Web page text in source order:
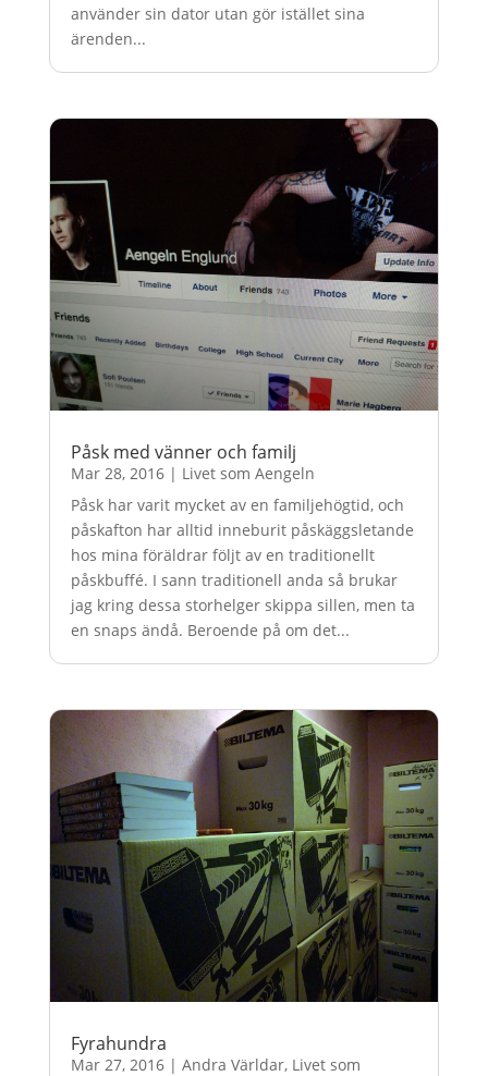
använder sin dator utan gör istället sina
ärenden...
Påsk med vänner och familj
Mar 28, 2016| Livet som Aengeln
Påsk har varit mycket av en familjehögtid, och
påskafton har alltid inneburit påskäggsletande
hos mina föräldrar följt av en traditionellt
påskbuffé. I sann traditionell anda så brukar
jag kring dessa storhelger skippa sillen, men ta
en snaps ändå. Beroende på om det...
Fyrahundra
Mar 27, 2016| Andra Världar, Livet som